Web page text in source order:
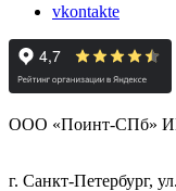
vkontakte
ООО «Поинт-СПб»
г. Санкт-Петербург,